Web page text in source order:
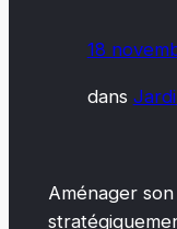
18
dans
Aménager